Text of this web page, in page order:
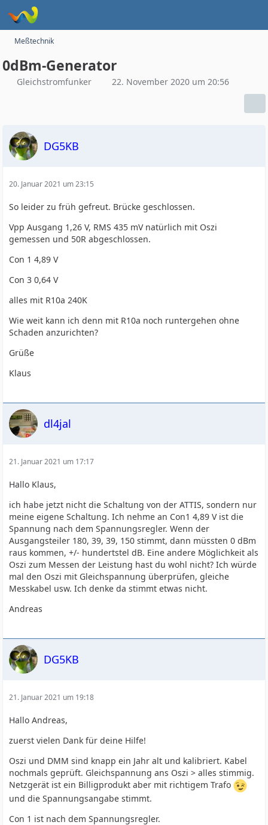
Meßtechnik
0dBm-Generator
Gleichstromfunker 22. November 2020 um 20:56
DG5KB
20. Januar 2021 um 23:15
So leider zu früh gefreut. Brücke geschlossen.
Vpp Ausgang 1,26 V, RMS 435 mV natürlich mit Oszi
gemessen und 50R abgeschlossen.
Con 1 4,89 V
Con 3 0,64 V
alles mit R10a 240K
Wie weit kann ich denn mit R10a noch runtergehen ohne
Schaden anzurichten?
Grüße
Klaus
dl4jal
21. Januar 2021 um 17:17
Hallo Klaus,
ich habe jetzt nicht die Schaltung von der ATTIS, sondern nur
meine eigene Schaltung. Ich nehme an Con1 4,89 V ist die
Spannung nach dem Spannungsregler. Wenn der
Ausgangsteiler 180, 39, 39, 150 stimmt, dann müssten 0 dBm
raus kommen, +/- hundertstel dB. Eine andere Möglichkeit als
Oszi zum Messen der Leistung hast du wohl nicht? Ich würde
mal den Oszi mit Gleichspannung überprüfen, gleiche
Messkabel usw. Ich denke da stimmt etwas nicht.
Andreas
DG5KB
21. Januar 2021 um 19:18
Hallo Andreas,
zuerst vielen Dank für deine Hilfe!
Oszi und DMM sind knapp ein Jahr alt und kalibriert. Kabel
nochmals geprüft. Gleichspannung ans Oszi > alles stimmig.
Netzgerät ist ein Billigprodukt aber mit richtigem Trafo
und die Spannungsangabe stimmt.
Con 1 ist nach dem Spannungsregler.